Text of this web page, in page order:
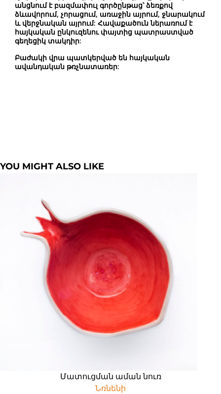
անցնում է բազմափուլ գործընթաց՝ ձեռքով
ձևավորում, չորացում, առաջին այրում, ջնարակում
և վերջնական այրում: Հավաքածուն ներառում է
հայկական ընկուզենու փայտից պատրաստված
գեղեցիկ տակդիր:
Բաժակի վրա պատկերված են հայկական
ավանդական թռչնատառեր:
YOU MIGHT ALSO LIKE
Մատուցման աման նուռ
Նռնենի